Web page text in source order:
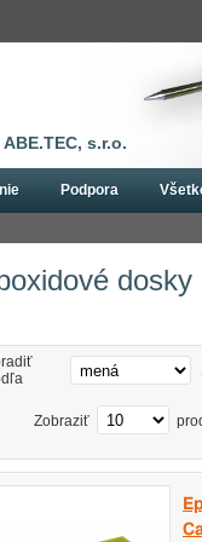
dosky
Zobraziť
s.r.o.
Podpora